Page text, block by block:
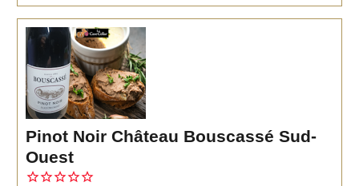
Pinot Noir Château Bouscassé Sud-
Ouest